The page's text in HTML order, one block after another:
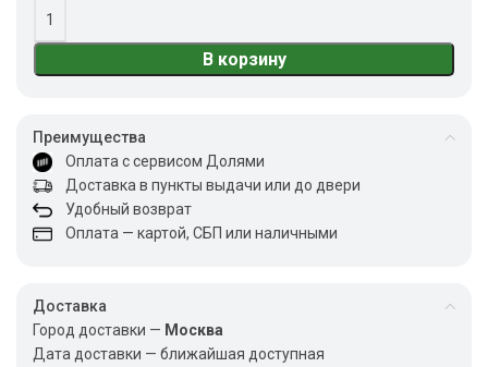
В корзину
Преимущества
Оплата с сервисом Долями
Доставка в пункты выдачи или до двери
Удобный возврат
Оплата — картой, СБП или наличными
Доставка
Город доставки — Москва
Дата доставки — ближайшая доступная